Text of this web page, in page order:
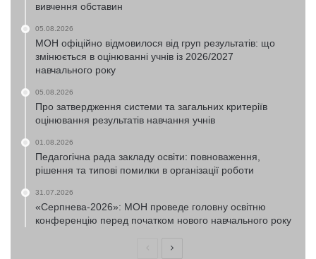
вивчення обставин
05.08.2026
МОН офіційно відмовилося від груп результатів: що
змінюється в оцінюванні учнів із 2026/2027
навчального року
05.08.2026
Про затвердження системи та загальних критеріїв
оцінювання результатів навчання учнів
01.08.2026
Педагогічна рада закладу освіти: повноваження,
рішення та типові помилки в організації роботи
31.07.2026
«Серпнева-2026»: МОН проведе головну освітню
конференцію перед початком нового навчального року
ПопередняНаступна